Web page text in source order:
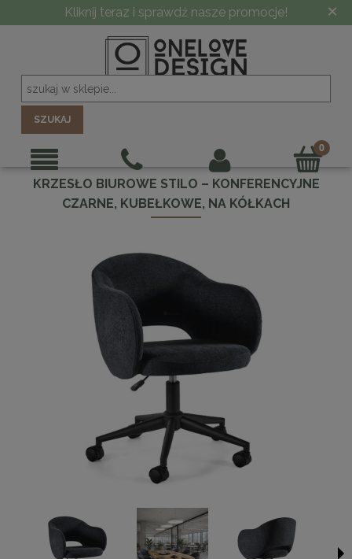
Kliknij teraz i sprawdź nasze promocje! ×
SZUKAJ
KRZESŁO BIUROWE STILO – KONFERENCYJNE
CZARNE, KUBEŁKOWE, NA KÓŁKACH